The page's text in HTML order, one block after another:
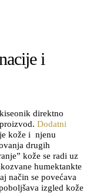
i
direktno
Dodatni
kože i njenu
drugih
kože se radi uz
humektankte
način se povećava
izgled kože